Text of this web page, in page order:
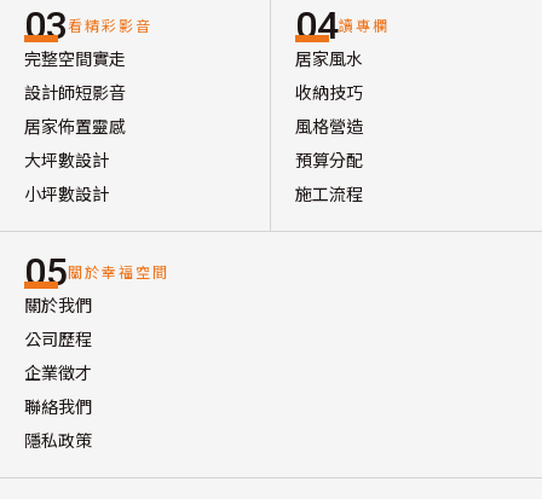
03看精彩影音
完整空間實走
設計師短影音
居家佈置靈感
大坪數設計
小坪數設計
04讀專欄
居家風水
收納技巧
風格營造
預算分配
施工流程
05關於幸福空間
關於我們
公司歷程
企業徵才
聯絡我們
隱私政策